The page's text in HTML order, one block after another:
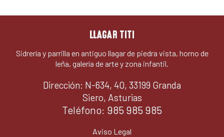
LLAGAR TITI
Sidrería y parrilla en antiguo llagar de piedra vista, horno de
leña, galería de arte y zona infantil.
Dirección: N-634, 40, 33199 Granda
Siero, Asturias
Teléfono: 985 985 985
Aviso Legal